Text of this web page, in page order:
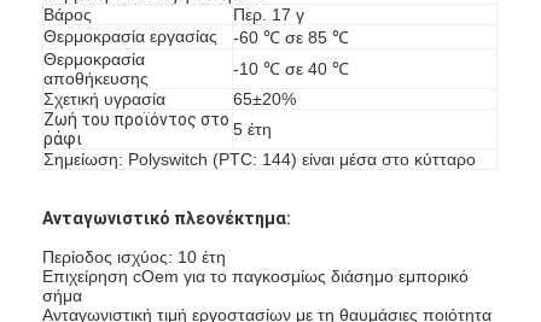
Προϊόντα
Περίπου εμείς
Γύρος εργοστασίων
Ειδήσεις
Βάρος
Περ. 17 γ
Θερμοκρασία εργασίας
-60 ℃ σε 85 ℃
Θερμοκρασία
αποθήκευσης
-10 ℃ σε 40 ℃
Σχετική υγρασία
65±20%
Ζωή του προϊόντος στο
ράφι
5 έτη
Σημείωση: Polyswitch (PTC: 144) είναι μέσα στο κύτταρο
Ανταγωνιστικό πλεονέκτημα:
Περίοδος ισχύος: 10 έτη
Επιχείρηση cOem για το παγκοσμίως διάσημο εμπορικό
σήμα
Ανταγωνιστική τιμή εργοστασίων με τη θαυμάσιες ποιότητα